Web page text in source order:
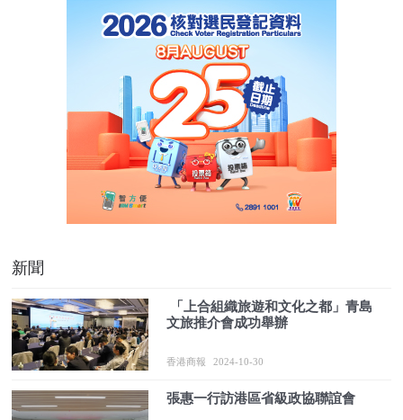
新聞
​ 「上合組織旅遊和文化之都」青島
文旅推介會成功舉辦
香港商報 2024-10-30
張惠一行訪港區省級政協聯誼會